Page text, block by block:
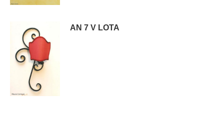
AN 7 V LOTA